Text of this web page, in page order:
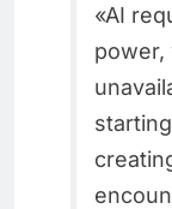
«AI
power,